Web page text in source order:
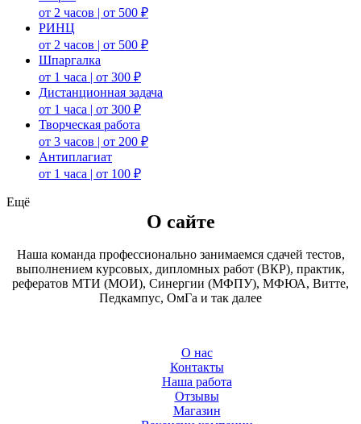
от 2 часов | от 500 ₽
РИНЦ
от 2 часов | от 500 ₽
Шпаргалка
от 1 часа | от 300 ₽
Дистанционная задача
от 1 часа | от 300 ₽
Творческая работа
от 3 часов | от 200 ₽
Антиплагиат
от 1 часа | от 100 ₽
Ещё
О сайте
Наша команда профессионально занимаемся сдачей тестов,
выполнением курсовых, дипломных работ (ВКР), практик,
рефератов МТИ (МОИ), Синергии (МФПУ), МФЮА, Витте,
Педкампус, ОмГа и так далее
О нас
Контакты
Наша работа
Отзывы
Магазин